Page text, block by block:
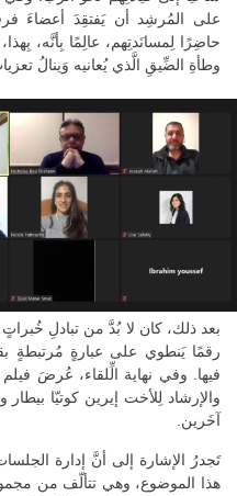
على المُرشِد أن يَفتقِدَ أعضاءَ
حاضِرًا لِمسانَدتِهم، عالِمًا بِأنَّه،
وطأةِ الضِّيقِ الَّذي يُعانيه وَينالُ
بعد ذلك، كان لا بُدَّ من تبادلِ
رقمًا يَنطوي على عبارةٍ مُرتبطةٍ
فيها. وفي نهاية الِّلقاء، عُرضَ
والإرشاد لِلأخت إيرين كوتيّا بيطار
آخَرين.
تَجدرُ الإشارة إلى أنَّ إدارة
هذا الموضوع، وهي تتألّف من